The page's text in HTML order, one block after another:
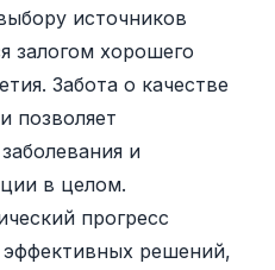
источников
залогом хорошего
Забота о качестве
позволяет
и
в целом.
прогресс
решений,